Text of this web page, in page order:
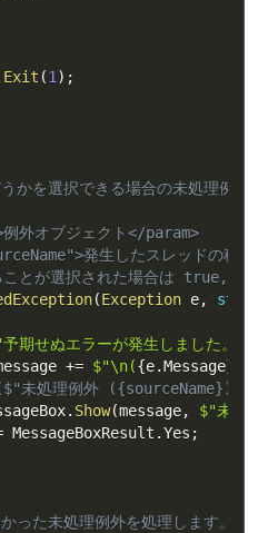
Exit (1) ;
を選択できる場合の未処理例外
外オブジェクト</param>
発生したスレッドの種別
とが選択された場合は true,
(Exception e,
期せぬエラーが発生しました。
+= $"\n({e.Message}
未処理例外 ({sourceName})",
. Show(message,
$"未処
MessageBoxResult .Yes ;
た未処理例外を処理します。